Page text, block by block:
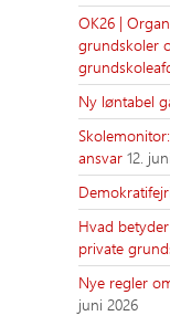
OK26 |
grundskoler
Ny løntabel
ansvar 12.
Hvad
private
Nye regler
juni 2026